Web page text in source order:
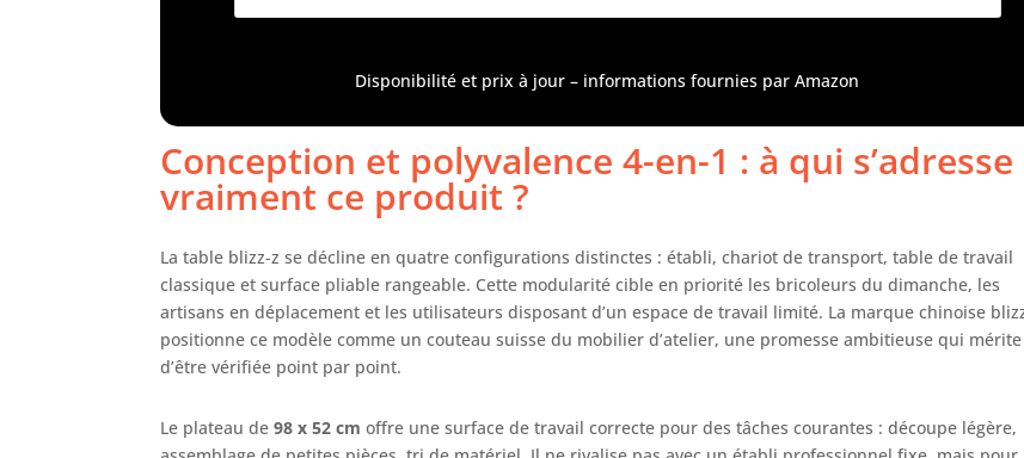
la table devient compacte et facile à transporter. Charge
table peut également servir de plateau roulant ou chariot
Disponibilité et prix à jour – informations fournies par Amazon
Conception et polyvalence 4-en-1 : à qui s’adresse
vraiment ce produit ?
La table blizz-z se décline en quatre configurations distinctes : établi, chariot de transport, table de travail
classique et surface pliable rangeable. Cette modularité cible en priorité les bricoleurs du dimanche, les
artisans en déplacement et les utilisateurs disposant d’un espace de travail limité. La marque chinoise
positionne ce modèle comme un couteau suisse du mobilier d’atelier, une promesse ambitieuse qui mérite
d’être vérifiée point par point.
Le plateau de98 x 52 cm offre une surface de travail correcte pour des tâches courantes : découpe légère,